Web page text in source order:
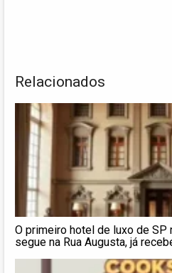
Relacionados
O primeiro hotel de luxo de
segue na Rua Augusta, já